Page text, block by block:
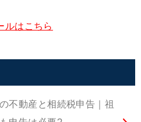
ルはこちら
不動産と相続税申告｜祖